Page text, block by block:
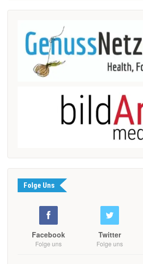
Folge Uns
Facebook
Folge uns
Twitter
Folge uns